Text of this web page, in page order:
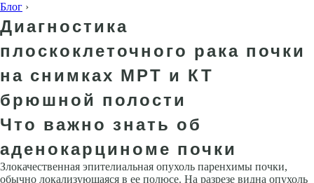
Блог ›
Диагностика
плоскоклеточного рака почки
на снимках МРТ и КТ
брюшной полости
Что важно знать об
аденокарциноме почки
Злокачественная эпителиальная опухоль паренхимы почки,
обычно локализующаяся в ее полюсе. На разрезе видна опухоль